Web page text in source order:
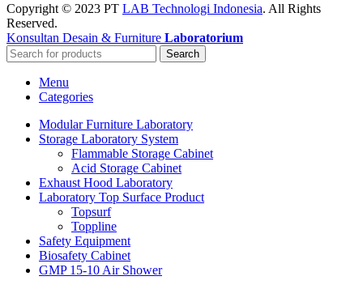
Copyright © 2023 PT LAB Technologi Indonesia. All Rights
Reserved.
Konsultan Desain & Furniture Laboratorium
Search
Menu
Categories
Modular Furniture Laboratory
Storage Laboratory System
Flammable Storage Cabinet
Acid Storage Cabinet
Exhaust Hood Laboratory
Laboratory Top Surface Product
Topsurf
Toppline
Safety Equipment
Biosafety Cabinet
GMP 15-10 Air Shower